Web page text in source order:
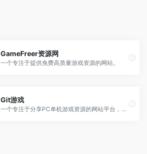
GameFreer资源网
一个专注于提供免费高质量游戏资源的网站。
Git游戏
一个专注于分享PC单机游戏资源的网站平台，致力于为广大游戏玩家提供高速、绿色、稳定的游戏下载服务。